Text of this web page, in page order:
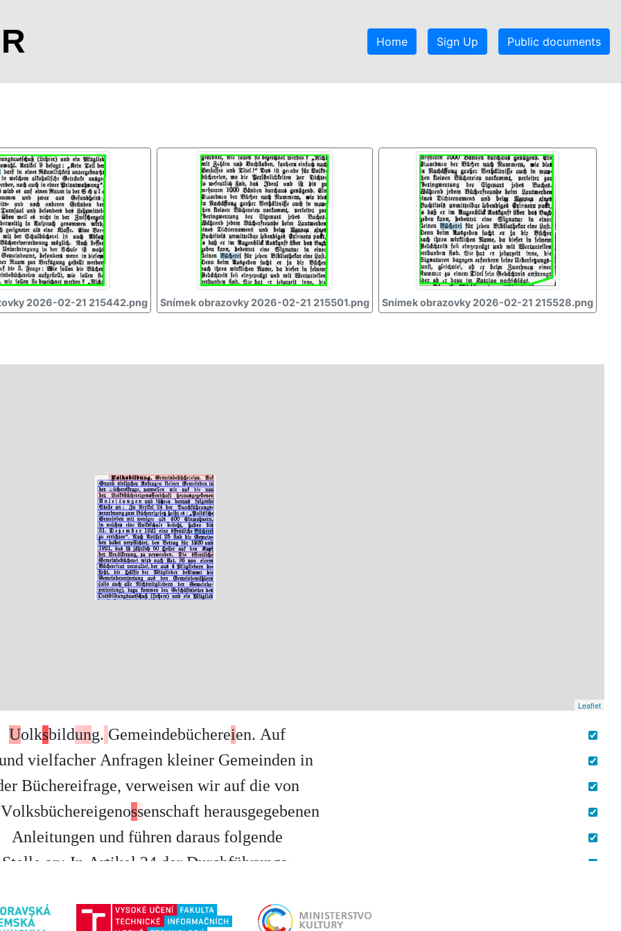
Home Sign Up Public documents
2026-02-21 215442.png Snímek obrazovky 2026-02-21 215501.png Snímek obrazovky 2026-02-21 215528.png
Leaflet
Uolksbildung. Gemeindebüchereien. Auf
nd vielfacher Anfragen kleiner Gemeinden in
er Büchereifrage, verweisen wir auf die von
Volksbüchereigenossenschaft herausgegebenen
Anleitungen und führen daraus folgende
Stelle an: In Artikel 24 der Durchführungs
emeind mit weniger als 400 Ein hnern ,